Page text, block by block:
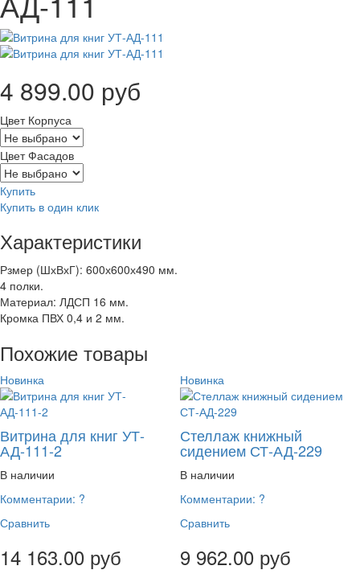
4 899.00 руб
Цвет Корпуса
Цвет Фасадов
Купить
Купить в один клик
Характеристики
Рзмер (ШхВхГ): 600х600х490 мм.
4 полки.
Материал: ЛДСП 16 мм.
Кромка ПВХ 0,4 и 2 мм.
Похожие товары
Новинка
Витрина для книг УТ-
АД-111-2
В наличии
Комментарии: ?
Сравнить
14 163.00 руб
Новинка
Стеллаж книжный
сидением СТ-АД-229
В наличии
Комментарии: ?
Сравнить
9 962.00 руб